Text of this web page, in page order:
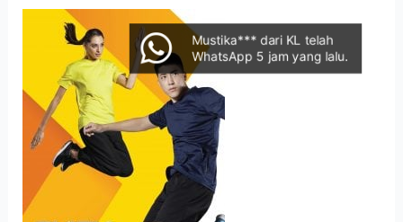
Mustika*** dari KL telah
WhatsApp 5 jam yang lalu.